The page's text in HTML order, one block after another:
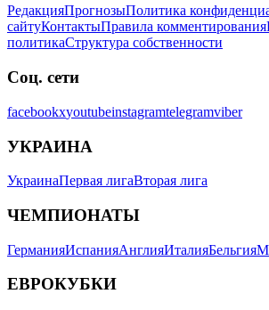
РедакцияПрогнозыПолитика
сайтуКонтактыПравила комментирования
политикаСтруктура собственности
Соц. сети
facebookxyoutubeinstagramtelegramviber
УКРАИНА
УкраинаПервая лигаВторая лига
ЧЕМПИОНАТЫ
ГерманияИспанияАнглияИталияБельгия
ЕВРОКУБКИ